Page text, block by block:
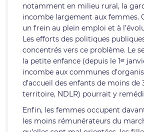
notamment en milieu rural, la
incombe largement aux femmes.
un frein au plein emploi et à
Les efforts des politiques
concentrés vers ce problème. Le
la petite enfance (depuis le 1ᵉʳ
incombe aux communes
d’accueil des enfants de moins de
territoire, NDLR) pourrait y
Enfin, les femmes occupent
les moins rémunérateurs du